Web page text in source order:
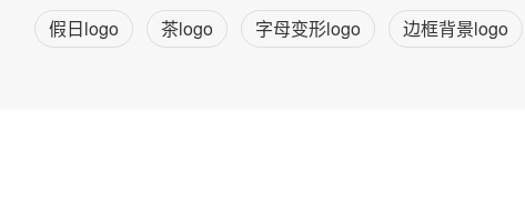
假日logo 茶logo 字母变形logo 边框背景logo